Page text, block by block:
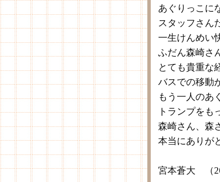
あぐりっこに
スタッフさん
一生けんめい
ふだん森崎さ
とても貴重な
バスでの移動
もう一人のあ
トランプをも
森崎さん、森
本当にありが
宮本蒼大 （